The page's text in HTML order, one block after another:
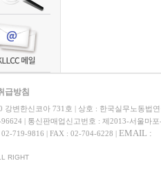
급방침
강변한신코아 731호 | 상호 : 한국실무노동법
| 통신판매업신고번호 : 제2013-서울마
719-9816 | FAX : 02-704-6228 | EMAIL :
RIGHT